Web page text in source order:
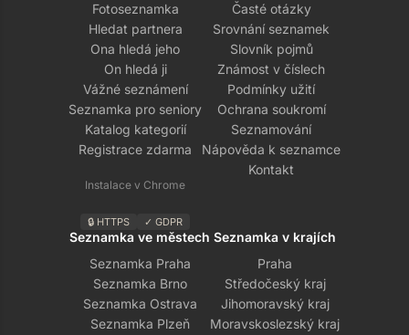
Přejít na hlavní obsah
Fotoseznamka
Hledat partnera
Ona hledá jeho
On hledá ji
Vážné seznámení
Seznamka pro seniory
Katalog kategorií
Registrace zdarma
Instalace v Chrome
🔒 HTTPS ✓ GDPR
Časté otázky
Srovnání seznamek
Slovník pojmů
Známost v číslech
Podmínky užití
Ochrana soukromí
Seznamování
Nápověda k seznamce
Kontakt
Seznamka ve městech
Seznamka Praha
Seznamka Brno
Seznamka Ostrava
Seznamka Plzeň
Seznamka v krajích
Praha
Středočeský kraj
Jihomoravský kraj
Moravskoslezský kraj